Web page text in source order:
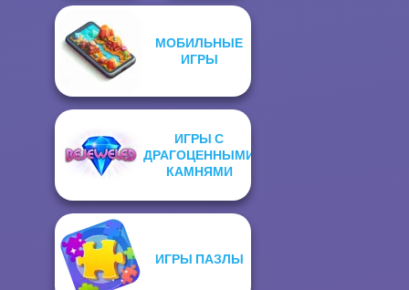
Cube Match
МОБИЛЬНЫЕ
ИГРЫ
ИГРЫ С
ДРАГОЦЕННЫМИ
КАМНЯМИ
ИГРЫ ПАЗЛЫ